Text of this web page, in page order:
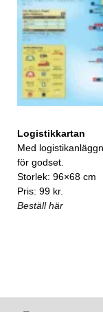
Logistikkartan
Med
för godset.
Storlek: 96×68 cm
Pris: 99 kr.
Beställ här